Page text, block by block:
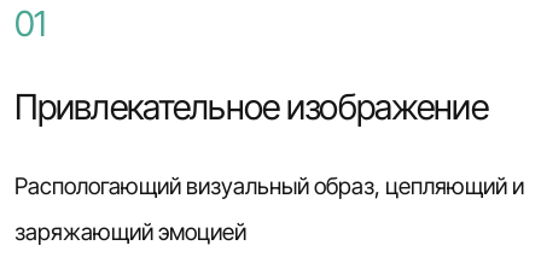
01
Привлекательное изображение
Распологающий визуальный образ, цепляющий и
заряжающий эмоцией